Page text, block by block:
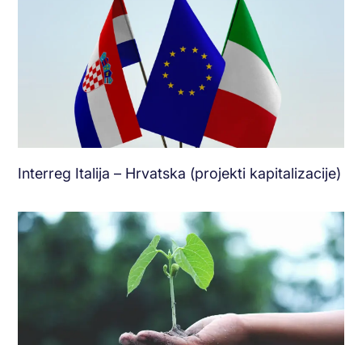
Interreg Italija – Hrvatska (projekti kapitalizacije)